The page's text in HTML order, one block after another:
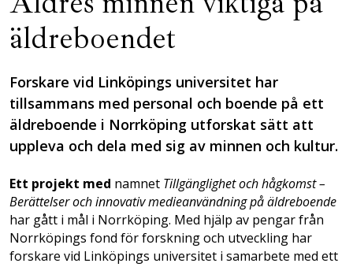
äldreboendet
Forskare vid Linköpings universitet har
tillsammans med personal och boende på ett
äldreboende i Norrköping utforskat sätt att
uppleva och dela med sig av minnen och kultur.
Ett projekt med namnet Tillgänglighet och hågkomst –
Berättelser och innovativ medieanvändning på äldreboende
har gått i mål i Norrköping. Med hjälp av pengar från
Norrköpings fond för forskning och utveckling har
forskare vid Linköpings universitet i samarbete med ett